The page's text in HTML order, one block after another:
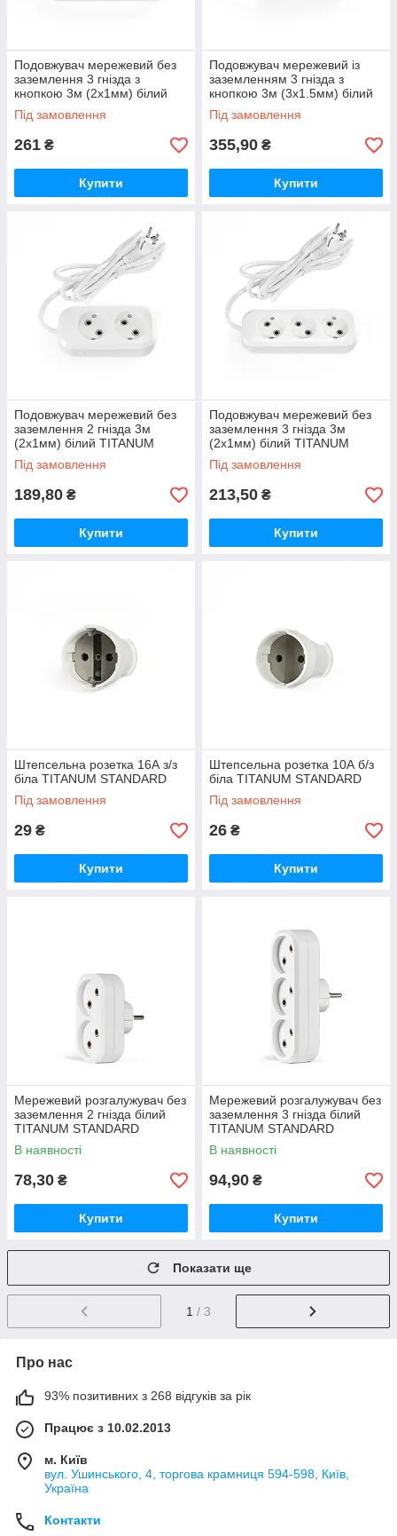
Подовжувач мережевий без
заземлення 3 гнізда з
кнопкою 3м (2x1мм) білий
TITANUM STANDARD
Під замовлення
261 ₴
Купити
Подовжувач мережевий із
заземленням 3 гнізда з
кнопкою 3м (3x1.5мм) білий
TITANUM STANDARD
Під замовлення
355,90 ₴
Купити
Подовжувач мережевий без
заземлення 2 гнізда 3м
(2x1мм) білий TITANUM
STANDARD
Під замовлення
189,80 ₴
Купити
Подовжувач мережевий без
заземлення 3 гнізда 3м
(2x1мм) білий TITANUM
STANDARD
Під замовлення
213,50 ₴
Купити
Штепсельна розетка 16А з/з
біла TITANUM STANDARD
Під замовлення
29 ₴
Купити
Штепсельна розетка 10А б/з
біла TITANUM STANDARD
Під замовлення
26 ₴
Купити
Мережевий розгалужувач без
заземлення 2 гнізда білий
TITANUM STANDARD
В наявності
78,30 ₴
Купити
Мережевий розгалужувач без
заземлення 3 гнізда білий
TITANUM STANDARD
В наявності
94,90 ₴
Купити
Показати ще
1 / 3
Про нас
93% позитивних з 268 відгуків за рік
Працює з 10.02.2013
м. Київ
вул. Ушинського, 4, торгова крамниця 594-598, Київ,
Україна
Контакти